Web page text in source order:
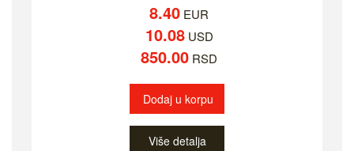
8.40 EUR
10.08USD
850.00 RSD
Dodaj u korpu
Više detalja